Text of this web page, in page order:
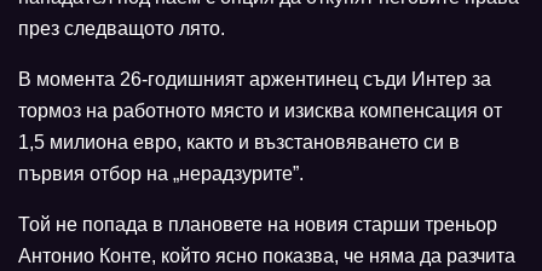
през следващото лято.
В момента 26-годишният аржентинец съди Интер за
тормоз на работното място и изисква компенсация от
1,5 милиона евро, както и възстановяването си в
първия отбор на „нерадзурите”.
Той не попада в плановете на новия старши треньор
Антонио Конте, който ясно показва, че няма да разчита